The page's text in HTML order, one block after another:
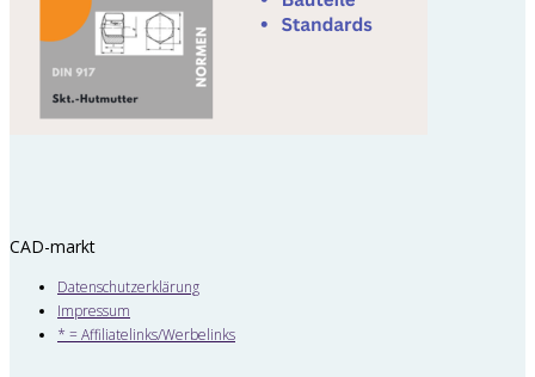
CAD-markt
Datenschutzerklärung
Impressum
* = Affiliatelinks/Werbelinks